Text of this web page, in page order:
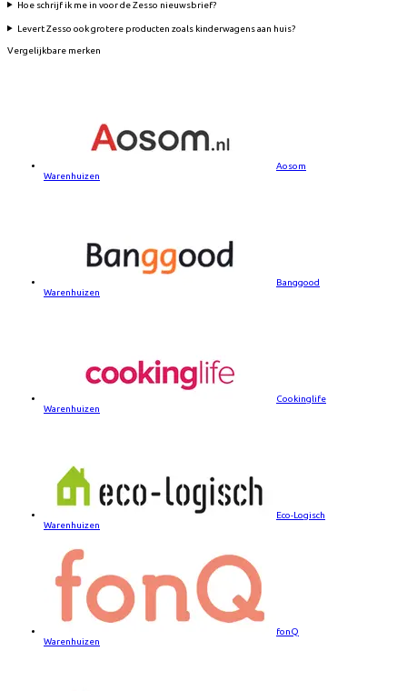
Hoe schrijf ik me in voor de Zesso nieuwsbrief?
Levert Zesso ook grotere producten zoals kinderwagens aan huis?
Vergelijkbare merken
Aosom
Warenhuizen
Banggood
Warenhuizen
Cookinglife
Warenhuizen
Eco-Logisch
Warenhuizen
fonQ
Warenhuizen